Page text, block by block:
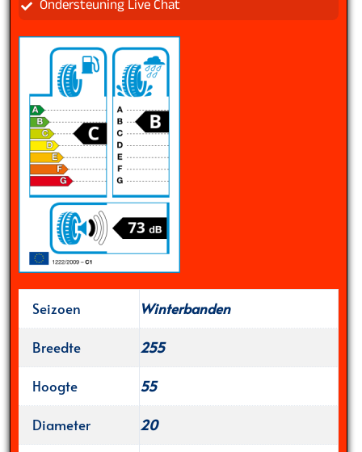
Ondersteuning Live Chat
Seizoen
Winterbanden
Breedte
255
Hoogte
55
Diameter
20